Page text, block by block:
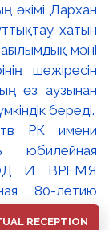
әкімі Дархан
хатын
мәні
шежіресін
өз аузынан
береді.
RECEPTION